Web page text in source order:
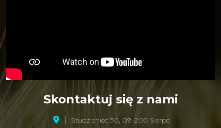
Skontaktuj się z nami
Studzieniec 30, 09-200 Sierpc